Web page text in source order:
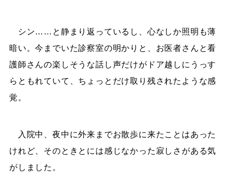
シン……と静まり返っているし、心なしか照明も薄
暗い。今までいた診察室の明かりと、お医者さんと看
護師さんの楽しそうな話し声だけがドア越しにうっす
らともれていて、ちょっとだけ取り残されたような感
覚。
入院中、夜中に外来までお散歩に来たことはあった
けれど、そのときとには感じなかった寂しさがある気
がしました。